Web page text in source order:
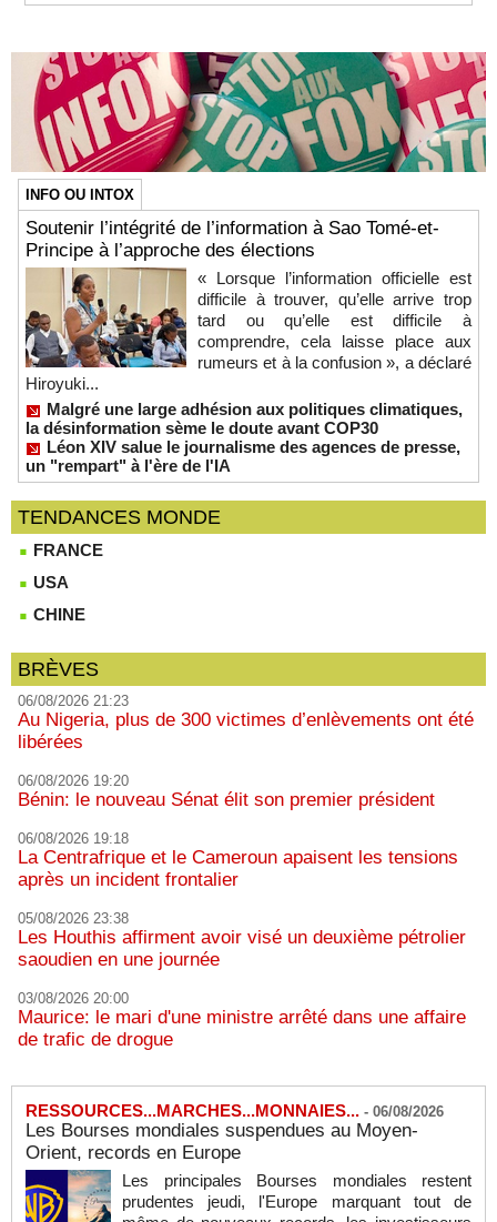
INFO OU INTOX
Soutenir l’intégrité de l’information à Sao Tomé-et-
Principe à l’approche des élections
« Lorsque l’information officielle est
difficile à trouver, qu’elle arrive trop
tard ou qu’elle est difficile à
comprendre, cela laisse place aux
rumeurs et à la confusion », a déclaré
Hiroyuki...
Malgré une large adhésion aux politiques climatiques,
la désinformation sème le doute avant COP30
Léon XIV salue le journalisme des agences de presse,
un "rempart" à l'ère de l'IA
TENDANCES MONDE
FRANCE
USA
CHINE
BRÈVES
06/08/2026 21:23
Au Nigeria, plus de 300 victimes d’enlèvements ont été
libérées
06/08/2026 19:20
Bénin: le nouveau Sénat élit son premier président
06/08/2026 19:18
La Centrafrique et le Cameroun apaisent les tensions
après un incident frontalier
05/08/2026 23:38
Les Houthis affirment avoir visé un deuxième pétrolier
saoudien en une journée
03/08/2026 20:00
Maurice: le mari d'une ministre arrêté dans une affaire
de trafic de drogue
RESSOURCES...MARCHES...MONNAIES... - 06/08/2026
Les Bourses mondiales suspendues au Moyen-
Orient, records en Europe
Les principales Bourses mondiales restent
prudentes jeudi, l'Europe marquant tout de